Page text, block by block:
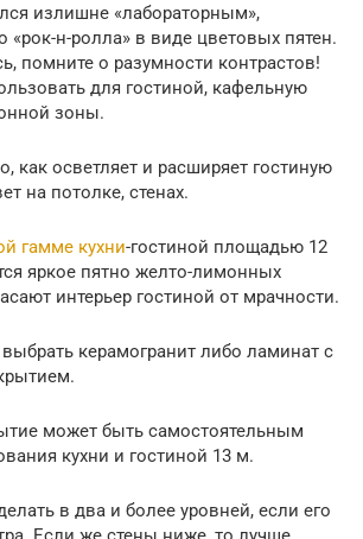
излишне «лабораторным»,
«рок-н-ролла» в виде цветовых пятен.
помните о разумности контрастов!
для гостиной, кафельную
зоны.
как осветляет и расширяет гостиную
на потолке, стенах.
гамме кухни-гостиной площадью 12
яркое пятно желто-лимонных
интерьер гостиной от мрачности.
керамогранит либо ламинат с
может быть самостоятельным
кухни и гостиной 13 м.
в два и более уровней, если его